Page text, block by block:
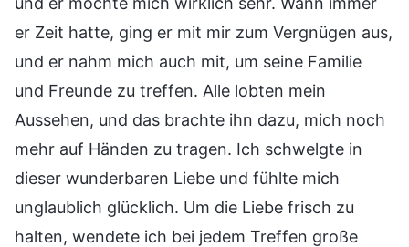
er Zeit hatte, ging er mit mir zum Vergnügen aus,
und er nahm mich auch mit, um seine Familie
und Freunde zu treffen. Alle lobten mein
Aussehen, und das brachte ihn dazu, mich noch
mehr auf Händen zu tragen. Ich schwelgte in
dieser wunderbaren Liebe und fühlte mich
unglaublich glücklich. Um die Liebe frisch zu
halten, wendete ich bei jedem Treffen große